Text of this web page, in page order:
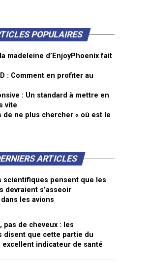
POPULAIRES
madeleine d’EnjoyPhoenix fait
: Comment en profiter au
: Un standard à mettre en
vite
de ne plus chercher « où est le
ARTICLES
scientifiques pensent que les
devraient s’asseoir
les avions
pas de cheveux : les
disent que cette partie du
excellent indicateur de santé